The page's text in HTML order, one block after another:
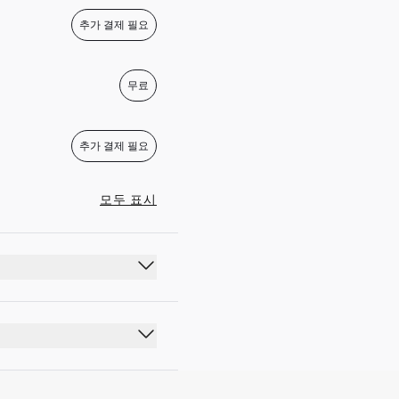
추가 결제 필요
무료
추가 결제 필요
모두 표시